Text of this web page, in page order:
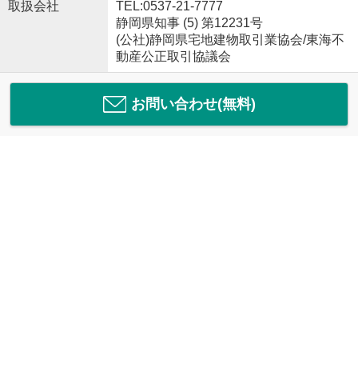
取扱会社
TEL:0537-21-7777
静岡県知事 (5) 第12231号
(公社)静岡県宅地建物取引業協会/東海不
動産公正取引協議会
お問い合わせ(無料)